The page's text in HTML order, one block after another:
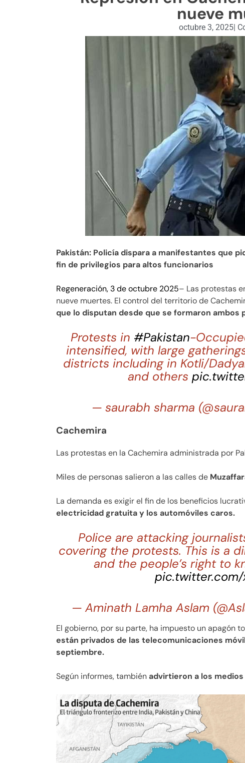
nueve
octubre 3, 2025
Pakistán: Policía dispara a manifestantes que
fin de privilegios para altos funcionarios
Regeneración, 3 de octubre 2025– Las protestas
nueve muertes. El control del territorio de
que lo disputan desde que se formaron ambos
Protests in #Pakistan-
intensified, with large
districts including in Kotli/
and others
— saurabh sharma
Cachemira
Las protestas en la Cachemira administrada por
Miles de personas salieron a las calles de
La demanda es exigir el fin de los beneficios
electricidad gratuita y los automóviles caros.
Police are attacking
covering the protests. This is a
and the people’s right to
pic.twitter.com/
— Aminath Lamha Aslam
El gobierno, por su parte, ha impuesto un apagón
están privados de las telecomunicaciones
septiembre.
Según informes, tambiénadvirtieron a los